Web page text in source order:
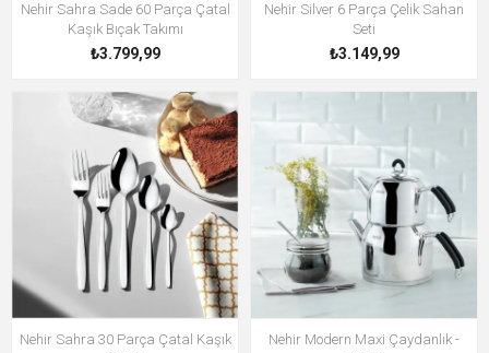
Nehir Sahra Sade 60 Parça Çatal
Kaşık Bıçak Takımı
₺3.799,99
Nehir Silver 6 Parça Çelik Sahan
Seti
₺3.149,99
Nehir Sahra 30 Parça Çatal Kaşık
Nehir Modern Maxi Çaydanlık -